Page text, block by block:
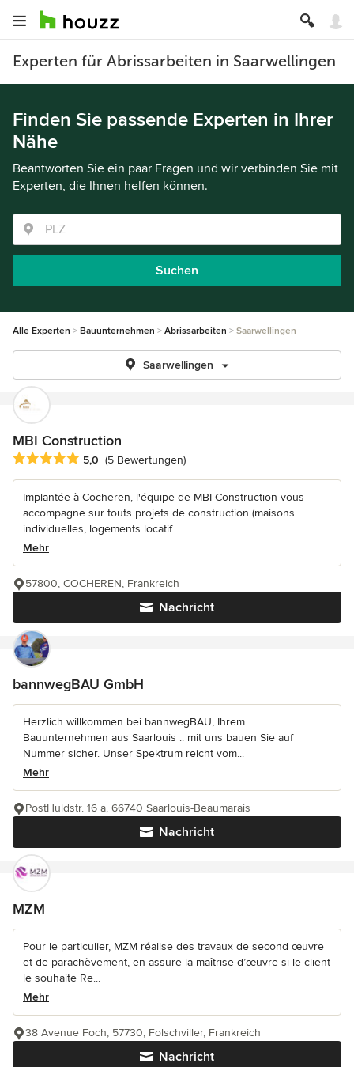
Experten für Abrissarbeiten in Saarwellingen
Finden Sie passende Experten in Ihrer
Nähe
Beantworten Sie ein paar Fragen und wir verbinden Sie mit
Experten, die Ihnen helfen können.
Suchen
Alle Experten Bauunternehmen Abrissarbeiten Saarwellingen
Saarwellingen
MBI Construction
Durchschnittliche Bewertung: 5 von 5 Sternen
5,0 (5 Bewertungen)
Implantée à Cocheren, l'équipe de MBI Construction vous
accompagne sur touts projets de construction (maisons
individuelles, logements locatif...
Mehr
Nachricht
57800, COCHEREN, Frankreich
bannwegBAU GmbH
Herzlich willkommen bei bannwegBAU, Ihrem
Bauunternehmen aus Saarlouis .. mit uns bauen Sie auf
Nummer sicher. Unser Spektrum reicht vom...
Mehr
Nachricht
PostHuldstr. 16 a, 66740 Saarlouis-Beaumarais
MZM
Pour le particulier, MZM réalise des travaux de second œuvre
et de parachèvement, en assure la maîtrise d’œuvre si le client
le souhaite Re...
Mehr
Nachricht
38 Avenue Foch, 57730, Folschviller, Frankreich